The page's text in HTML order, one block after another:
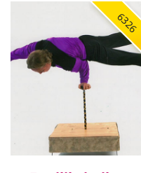
6326